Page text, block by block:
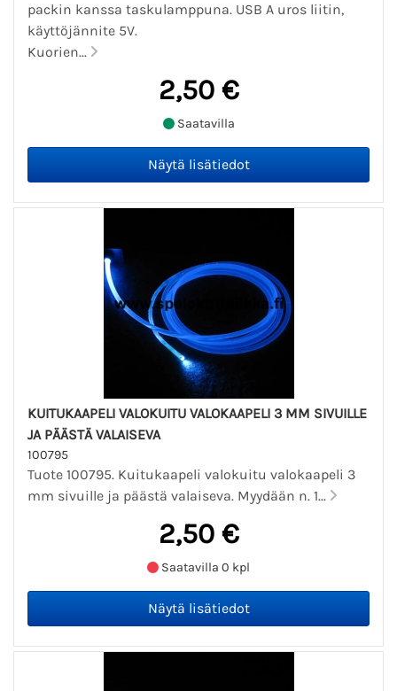
packin kanssa taskulamppuna. USB A uros liitin,
käyttöjännite 5V.
Kuorien...
2,50 €
Saatavilla
KUITUKAAPELI VALOKUITU VALOKAAPELI 3 MM SIVUILLE
JA PÄÄSTÄ VALAISEVA
100795
Tuote 100795. Kuitukaapeli valokuitu valokaapeli 3
mm sivuille ja päästä valaiseva. Myydään n. 1...
2,50 €
Saatavilla 0 kpl